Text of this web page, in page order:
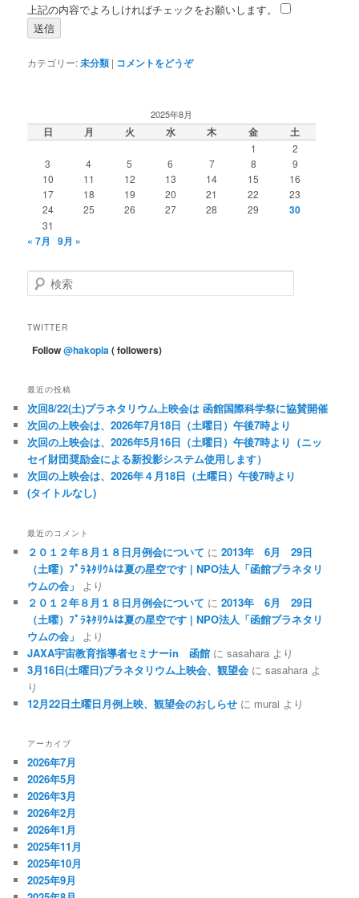
上記の内容でよろしければチェックをお願いします。
カテゴリー:未分類 | コメントをどうぞ
2025年8月
日 月 火 水 木 金 土
1
2
3
4 5 6 7 8
9
10
11 12 13 14 15
16
17
18 19 20 21 22
23
24
25 26 27 28 29 30
31
« 7月 9月 »
検
索
TWITTER
Follow@hakopla( followers)
最近の投稿
次回8/22(土)プラネタリウム上映会は 函館国際科学祭に協賛開催
次回の上映会は、2026年7月18日（土曜日）午後7時より
次回の上映会は、2026年5月16日（土曜日）午後7時より（ニッ
セイ財団奨励金による新投影システム使用します）
次回の上映会は、2026年４月18日（土曜日）午後7時より
(タイトルなし)
最近のコメント
２０１２年８月１８日月例会について に2013年 6月 29日
（土曜）ﾌﾟﾗﾈﾀﾘｳﾑは夏の星空です | NPO法人「函館プラネタリ
ウムの会」
より
２０１２年８月１８日月例会について に2013年 6月 29日
（土曜）ﾌﾟﾗﾈﾀﾘｳﾑは夏の星空です | NPO法人「函館プラネタリ
ウムの会」
より
JAXA宇宙教育指導者セミナーin 函館 にsasahara より
3月16日(土曜日)プラネタリウム上映会、観望会 にsasahara よ
り
12月22日土曜日月例上映、観望会のおしらせ に murai より
アーカイブ
2026年7月
2026年5月
2026年3月
2026年2月
2026年1月
2025年11月
2025年10月
2025年9月